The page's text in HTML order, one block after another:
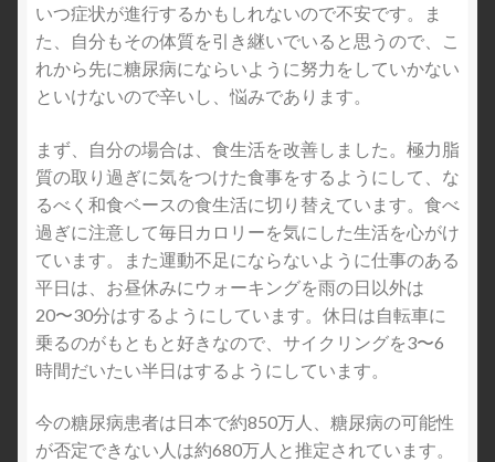
骨粗鬆症はとても重要な病気です
いつ症状が進行するかもしれないので不安です。ま
た、自分もその体質を引き継いでいると思うので、こ
れから先に糖尿病にならいように努力をしていかない
といけないので辛いし、悩みであります。
まず、自分の場合は、食生活を改善しました。極力脂
質の取り過ぎに気をつけた食事をするようにして、な
るべく和食ベースの食生活に切り替えています。食べ
過ぎに注意して毎日カロリーを気にした生活を心がけ
ています。また運動不足にならないように仕事のある
平日は、お昼休みにウォーキングを雨の日以外は
20〜30分はするようにしています。休日は自転車に
乗るのがもともと好きなので、サイクリングを3〜6
時間だいたい半日はするようにしています。
今の糖尿病患者は日本で約850万人、糖尿病の可能性
が否定できない人は約680万人と推定されています。